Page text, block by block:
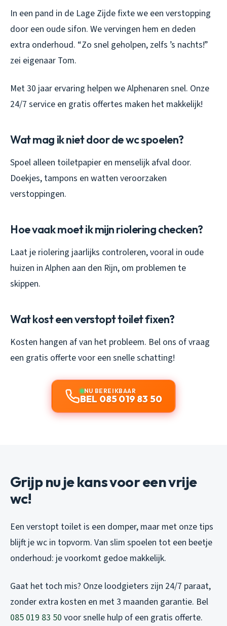
In een pand in de Lage Zijde fixte we een verstopping
door een oude sifon. We vervingen hem en deden
extra onderhoud. “Zo snel geholpen, zelfs ’s nachts!”
zei eigenaar Tom.
Met 30 jaar ervaring helpen we Alphenaren snel. Onze
24/7 service en gratis offertes maken het makkelijk!
Wat mag ik niet door de wc spoelen?
Spoel alleen toiletpapier en menselijk afval door.
Doekjes, tampons en watten veroorzaken
verstoppingen.
Hoe vaak moet ik mijn riolering checken?
Laat je riolering jaarlijks controleren, vooral in oude
huizen in Alphen aan den Rijn, om problemen te
skippen.
Wat kost een verstopt toilet fixen?
Kosten hangen af van het probleem. Bel ons of vraag
een gratis offerte voor een snelle schatting!
NU BEREIKBAAR
BEL 085 019 83 50
Grijp nu je kans voor een vrije
wc!
Een verstopt toilet is een domper, maar met onze tips
blijft je wc in topvorm. Van slim spoelen tot een beetje
onderhoud: je voorkomt gedoe makkelijk.
Gaat het toch mis? Onze loodgieters zijn 24/7 paraat,
zonder extra kosten en met 3 maanden garantie. Bel
085 019 83 50 voor snelle hulp of een gratis offerte.